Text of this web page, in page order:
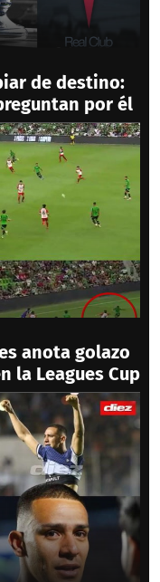
de destino:
por él
anota golazo
la Leagues Cup